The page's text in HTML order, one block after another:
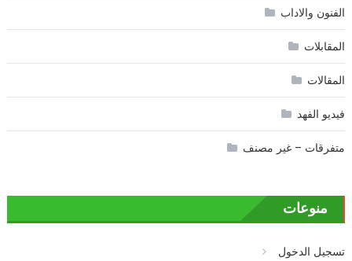
الفنون والاداب
المقابلات
المقالات
فيديو الفهد
متفرقات – غير مصنف
منوعات
تسجيل الدخول